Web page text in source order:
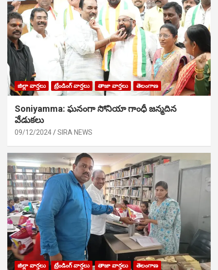
జిల్లా వార్తలు ట్రేండింగ్ వార్తలు తాజా వార్తలు తెలంగాణ
Soniyamma: ఘ‌నంగా సోనియా గాంధీ జ‌న్మ‌దిన
వేడుక‌లు
09/12/2024 SIRA NEWS
జిల్లా వార్తలు ట్రేండింగ్ వార్తలు తాజా వార్తలు తెలంగాణ